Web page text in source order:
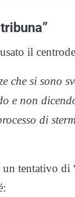
il
che si sono
e non
di
tentativo di